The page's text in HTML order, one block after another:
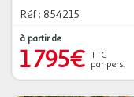
Réf : 854215
à partir de
1 795€ TTC
par pers.